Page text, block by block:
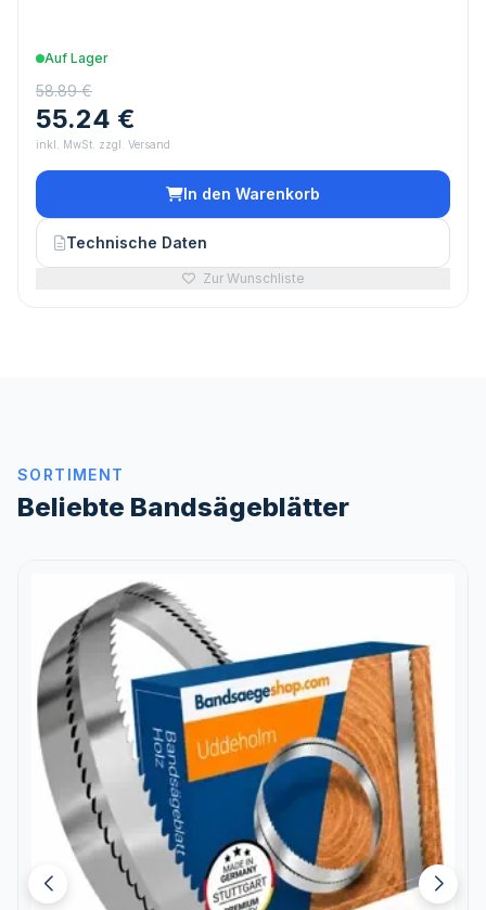
Auf Lager
58.89 €
55.24 €
inkl. MwSt. zzgl. Versand
In den Warenkorb
Technische Daten
Zur Wunschliste
SORTIMENT
Beliebte Bandsägeblätter